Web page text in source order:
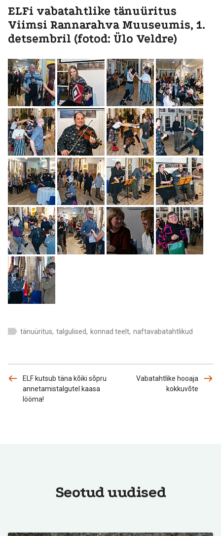
ELFi vabatahtlike tänuüritus
Viimsi Rannarahva Muuseumis, 1.
detsembril (fotod: Ülo Veldre)
tänuüritus, talgulised, konnad teelt, naftavabatahtlikud
ELF kutsub täna kõiki sõpru
annetamistalgutel kaasa
lööma!
Vabatahtlike hooaja
kokkuvõte
Seotud uudised